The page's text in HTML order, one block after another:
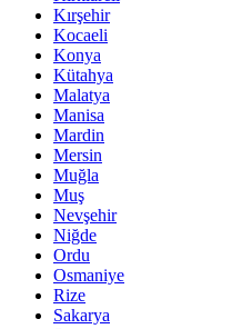
Kırşehir
Kocaeli
Konya
Kütahya
Malatya
Manisa
Mardin
Mersin
Muğla
Muş
Nevşehir
Niğde
Ordu
Osmaniye
Rize
Sakarya